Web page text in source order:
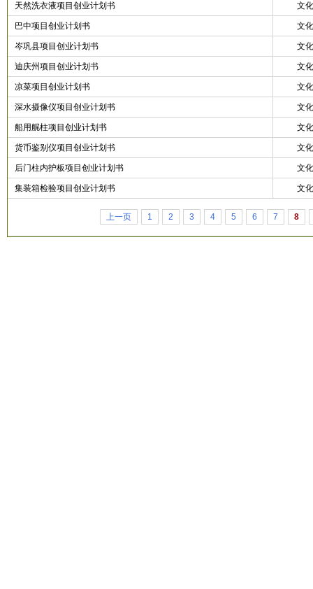
天然洗衣液项目创业计划书 文
巴中项目创业计划书 文
岑巩县项目创业计划书 文
迪庆州项目创业计划书 文
凉菜项目创业计划书 文
深水摄像仪项目创业计划书 文
船用艉柱项目创业计划书 文
货币鉴别仪项目创业计划书 文
后门柱内护板项目创业计划书 文
集装箱检验项目创业计划书 文
上一页 1 2 3 4 5 6 7 8